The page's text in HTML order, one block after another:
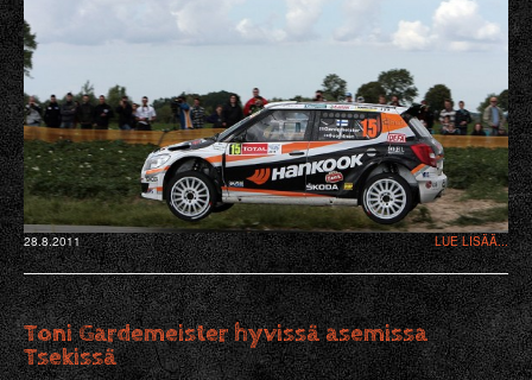
28.8.2011 LUE LISÄÄ...
Toni Gardemeister hyvissä asemissa
Tsekissä